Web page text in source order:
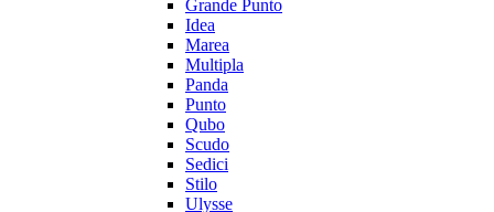
Grande Punto
Idea
Marea
Multipla
Panda
Punto
Qubo
Scudo
Sedici
Stilo
Ulysse